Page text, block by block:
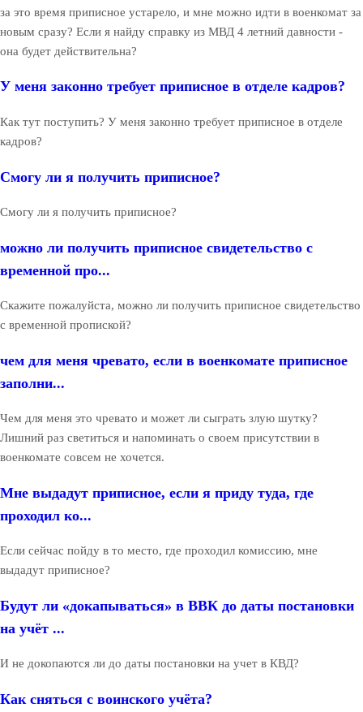
за это время приписное устарело, и мне можно идти в военкомат за
новым сразу? Если я найду справку из МВД 4 летний давности -
она будет действительна?
У меня законно требует приписное в отделе кадров?
Как тут поступить? У меня законно требует приписное в отделе
кадров?
Смогу ли я получить приписное?
Смогу ли я получить приписное?
можно ли получить приписное свидетельство с
временной про...
Скажите пожалуйста, можно ли получить приписное свидетельство
с временной пропиской?
чем для меня чревато, если в военкомате приписное
заполни...
Чем для меня это чревато и может ли сыграть злую шутку?
Лишний раз светиться и напоминать о своем присутствии в
военкомате совсем не хочется.
Мне выдадут приписное, если я приду туда, где
проходил ко...
Если сейчас пойду в то место, где проходил комиссию, мне
выдадут приписное?
Будут ли «докапываться» в ВВК до даты постановки
на учёт ...
И не докопаются ли до даты постановки на учет в КВД?
Как сняться с воинского учёта?